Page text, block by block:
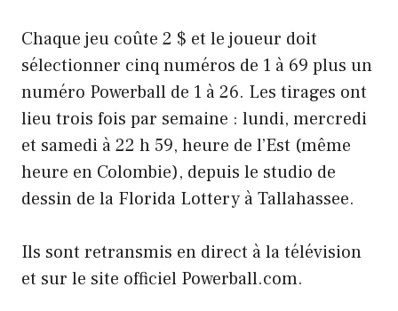
Chaque jeu coûte 2 $ et le joueur doit
sélectionner cinq numéros de 1 à 69 plus un
numéro Powerball de 1 à 26. Les tirages ont
lieu trois fois par semaine : lundi, mercredi
et samedi à 22 h 59, heure de l’Est (même
heure en Colombie), depuis le studio de
dessin de la Florida Lottery à Tallahassee.
Ils sont retransmis en direct à la télévision
et sur le site officiel Powerball.com.